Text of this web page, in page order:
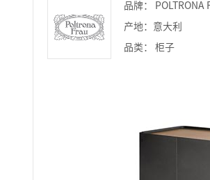
品牌： POLTRONA
产地：意大利
品类： 柜子